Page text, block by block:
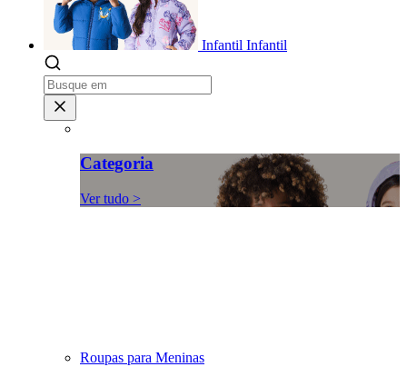
Infantil Infantil
Categoria
Ver tudo >
Roupas para Meninas